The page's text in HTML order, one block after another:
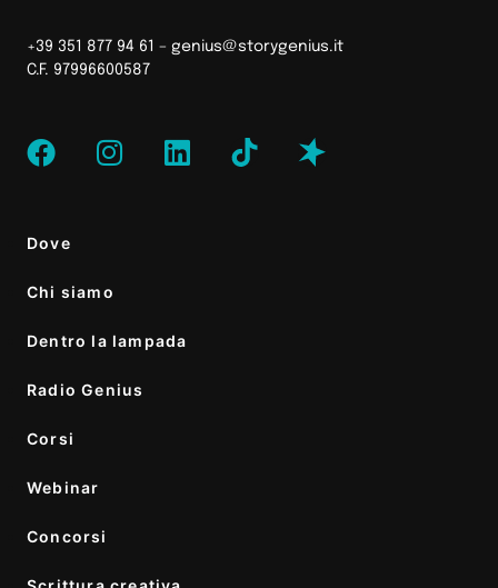
+39 351 877 94 61 – genius@storygenius.it
C.F. 97996600587
Dove
Chi siamo
Dentro la lampada
Radio Genius
Corsi
Webinar
Concorsi